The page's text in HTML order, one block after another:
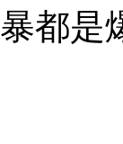
都是